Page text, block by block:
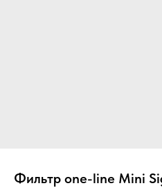
Фильтр one-line Mini